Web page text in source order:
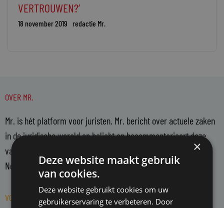
VERTROUWEN?’
18 november 2019 redactie Mr.
OVER MR.
Mr. is hét platform voor juristen. Mr. bericht over actuele zaken
in de juridische wereld en belicht en becommentarieert deze
vanuit een onafhankelijke positie. Mr. richt zich op alle in
Nederland actieve juristen en WO-rechtenstudenten.
VOLG MR. OP SOCIAL MEDIA
×
Deze website maakt gebruik
van cookies.
Deze website gebruikt cookies om uw
gebruikerservaring te verbeteren. Door